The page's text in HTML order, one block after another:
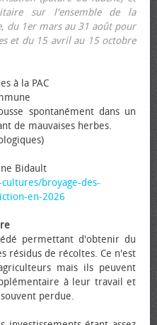
sur l'ensemble de la
du 1er mars au 31 août pour
et du 15 avril au 15 octobre
à la PAC
spontanément dans un
de mauvaises herbes.
Bidault
broyage-des-
en-2026
permettant d'obtenir du
résidus de récoltes. Ce n'est
mais ils peuvent
à leur travail et
perdue.